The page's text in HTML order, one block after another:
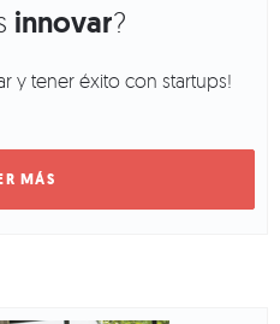
innovar?
y tener éxito con startups!